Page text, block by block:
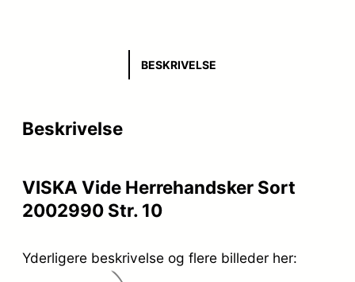
BESKRIVELSE
Beskrivelse
VISKA Vide Herrehandsker Sort
2002990 Str. 10
Yderligere beskrivelse og flere billeder her: